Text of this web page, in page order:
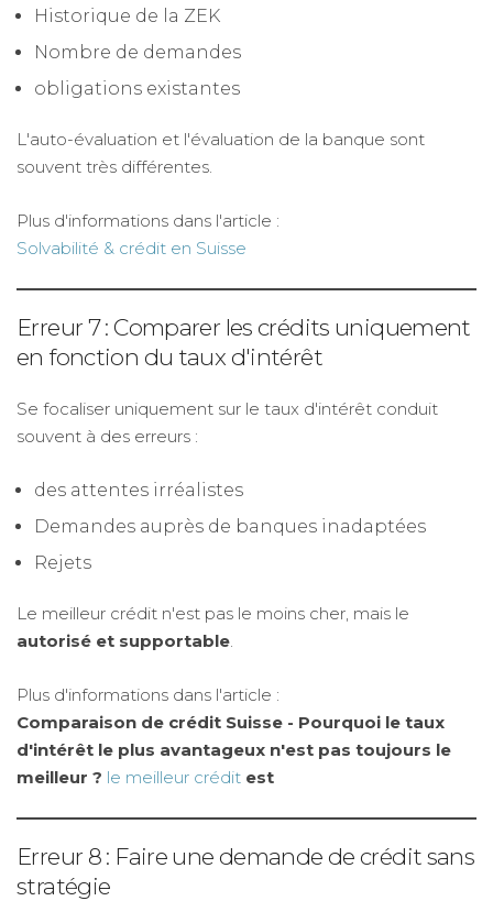
Historique de la ZEK
Nombre de demandes
obligations existantes
L'auto-évaluation et l'évaluation de la banque sont
souvent très différentes.
Plus d'informations dans l'article :
Solvabilité & crédit en Suisse
Erreur 7 : Comparer les crédits uniquement
en fonction du taux d'intérêt
Se focaliser uniquement sur le taux d'intérêt conduit
souvent à des erreurs :
des attentes irréalistes
Demandes auprès de banques inadaptées
Rejets
Le meilleur crédit n'est pas le moins cher, mais le
autorisé et supportable
Plus d'informations dans l'article :
Comparaison de crédit Suisse - Pourquoi le taux
d'intérêt le plus avantageux n'est pas toujours le
meilleur ? le meilleur crédit est
Erreur 8 : Faire une demande de crédit sans
stratégie